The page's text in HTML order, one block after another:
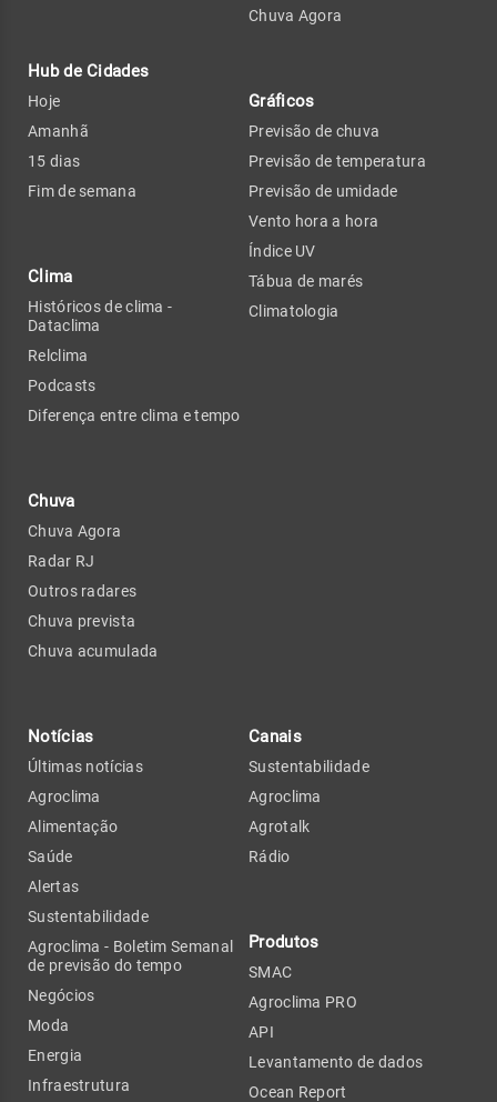
Hub de Cidades
Hoje
Amanhã
15 dias
Fim de semana
Clima
Históricos de clima -
Dataclima
Relclima
Podcasts
Diferença entre clima e tempo
Chuva
Chuva Agora
Radar RJ
Outros radares
Chuva prevista
Chuva acumulada
Chuva Agora
Gráficos
Previsão de chuva
Previsão de temperatura
Previsão de umidade
Vento hora a hora
Índice UV
Tábua de marés
Climatologia
Notícias
Últimas notícias
Agroclima
Alimentação
Saúde
Alertas
Sustentabilidade
Agroclima - Boletim Semanal
de previsão do tempo
Negócios
Moda
Energia
Infraestrutura
Canais
Sustentabilidade
Agroclima
Agrotalk
Rádio
Produtos
SMAC
Agroclima PRO
API
Levantamento de dados
Ocean Report